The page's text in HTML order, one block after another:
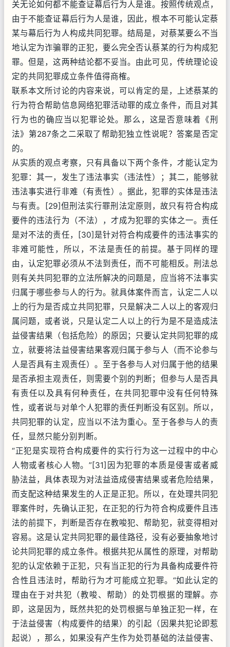
关无论如何都不能查证幕后行为人是谁。按照传统观点，
由于不能查证幕后行为人是谁，因此，根本不可能认定蔡
某与幕后行为人构成共同犯罪。结局是，对蔡某要么不当
地认定为诈骗罪的正犯，要么完全否认蔡某的行为构成犯
罪。但是，这两种结论都不妥当。由此可见，传统理论设
定的共同犯罪成立条件值得商榷。
联系本文所讨论的内容来说，可以肯定的是，上述蔡某的
行为符合帮助信息网络犯罪活动罪的成立条件，而且对其
行为也的确应当以犯罪论处。那么，这是否意味着《刑
法》第287条之二采取了帮助犯独立性说呢？答案是否定
的。
从实质的观点考察，只有具备以下两个条件，才能认定为
犯罪：其一，发生了违法事实（违法性）；其二，能够就
违法事实进行非难（有责性）。据此，犯罪的实体是违法
与有责。[29]但刑法实行罪刑法定原则，故只有符合构成
要件的违法行为（不法），才成为犯罪的实体之一。责任
是对不法的责任，[30]是针对符合构成要件的违法事实的
非难可能性，所以，不法是责任的前提。基于同样的理
由，认定犯罪必须从不法到责任，而不可能相反。刑法总
则有关共同犯罪的立法所解决的问题是，应当将不法事实
归属于哪些参与人的行为。就具体案件而言，认定二人以
上的行为是否成立共同犯罪，只是解决二人以上的客观归
属问题，或者说，只是认定二人以上的行为是不是造成法
益侵害结果（包括危险）的原因；只要认定共同犯罪的成
立，就要将法益侵害结果客观归属于参与人（而不论参与
人是否具有主观责任）。至于各参与人对归属于他的结果
是否承担主观责任，则需要个别的判断；但参与人是否具
有责任以及具有何种责任，在共同犯罪中没有任何特殊
性，或者说与对单个人犯罪的责任判断没有区别。所以，
共同犯罪的认定，应当以不法为重心。至于各参与人的责
任，显然只能分别判断。
“正犯是实现符合构成要件的实行行为这一过程中的中心
人物或者核心人物。”[31]因为犯罪的本质是侵害或者威
胁法益，具体表现为对法益造成侵害结果或者危险结果，
而支配这种结果发生的人正是正犯。所以，在处理共同犯
罪案件时，先确认正犯，在正犯的行为符合构成要件且违
法的前提下，判断是否存在教唆犯、帮助犯，就变得相对
容易。这是认定共同犯罪的最佳路径，没有必要抽象地讨
论共同犯罪的成立条件。根据共犯从属性的原理，对帮助
犯的认定依赖于正犯，只有当正犯的行为具备构成要件符
合性且违法时，帮助行为才可能成立犯罪。“如此认定的
理由在于对共犯（教唆、帮助）的处罚根据的理解。亦
即，这是因为，既然共犯的处罚根据与单独正犯一样，在
于法益侵害（构成要件的结果）的引起（因果共犯论即惹
起说），那么，如果没有产生作为处罚基础的法益侵害、